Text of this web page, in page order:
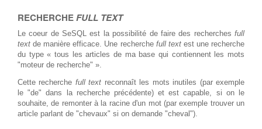
RECHERCHEFULL TEXT
Le coeur de SeSQL est la possibilité de faire des recherches full
text de manière efficace. Une recherche full textest une recherche
du type « tous les articles de ma base qui contiennent les mots
"moteur de recherche" ».
Cette recherche full text reconnaît les mots inutiles (par exemple
le "de" dans la recherche précédente) et est capable, si on le
souhaite, de remonter à la racine d'un mot (par exemple trouver un
article parlant de "chevaux" si on demande "cheval").